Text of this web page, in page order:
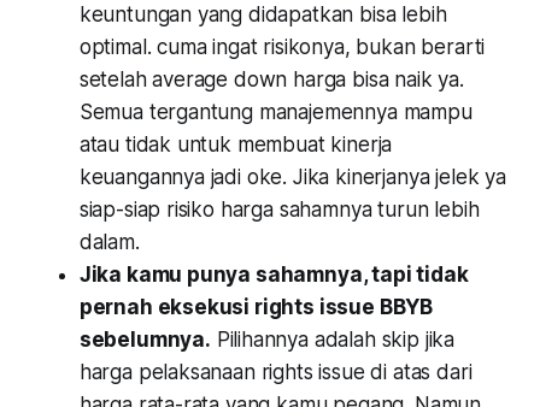
keuntungan yang didapatkan bisa lebih
optimal.cuma ingat risikonya, bukan berarti
setelah average down harga bisa naik ya.
Semua tergantung manajemennya mampu
atau tidak untuk membuat kinerja
keuangannya jadi oke. Jika kinerjanya jelek ya
siap-siap risiko harga sahamnya turun lebih
dalam.
Jika kamu punya sahamnya, tapi tidak
pernah eksekusi rights issue BBYB
sebelumnya. Pilihannya adalah skip jika
harga pelaksanaan rights issue di atas dari